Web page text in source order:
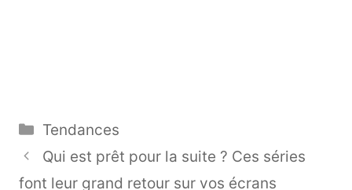
Catégories
Tendances
Qui est prêt pour la suite ? Ces séries
font leur grand retour sur vos écrans